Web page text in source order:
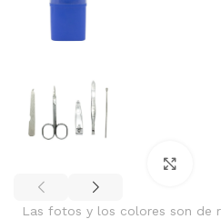
Las fotos y los colores son de